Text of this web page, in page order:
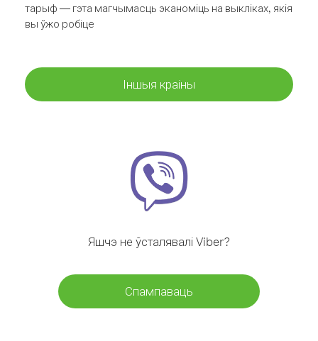
тарыф — гэта магчымасць эканоміць на выкліках, якія
вы ўжо робіце
Іншыя краіны
Яшчэ не ўсталявалі Viber?
Спампаваць